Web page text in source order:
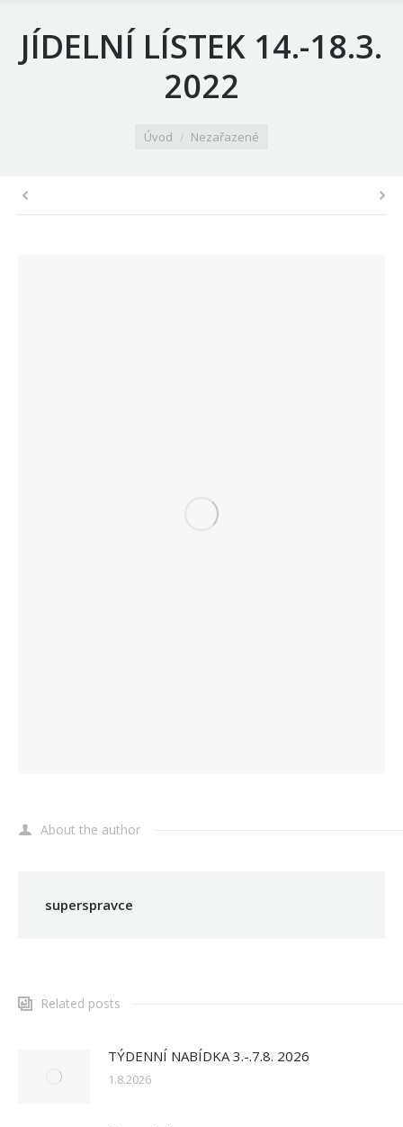
JÍDELNÍ LÍSTEK 14.-18.3.
2022
Úvod Nezařazené
About the author
superspravce
Related posts
TÝDENNÍ NABÍDKA 3.-.7.8. 2026
1.8.2026